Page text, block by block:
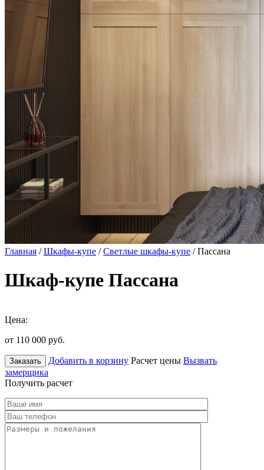
Главная /Шкафы-купе /Светлые шкафы-купе / Пассана
Шкаф-купе Пассана
Цена:
от 110 000 руб.
Заказать Добавить в корзину Расчет цены Вызвать
замерщика
Получить расчет